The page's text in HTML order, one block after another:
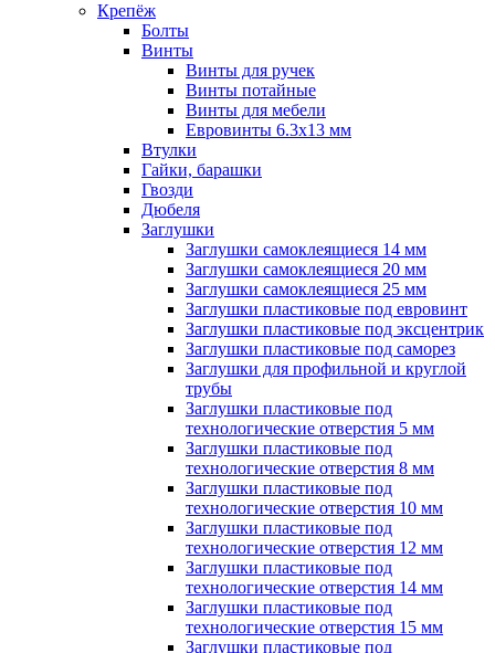
Крепёж
Болты
Винты
Винты для ручек
Винты потайные
Винты для мебели
Евровинты 6.3х13 мм
Втулки
Гайки, барашки
Гвозди
Дюбеля
Заглушки
Заглушки самоклеящиеся 14 мм
Заглушки самоклеящиеся 20 мм
Заглушки самоклеящиеся 25 мм
Заглушки пластиковые под евровинт
Заглушки пластиковые под эксцентрик
Заглушки пластиковые под саморез
Заглушки для профильной и круглой
трубы
Заглушки пластиковые под
технологические отверстия 5 мм
Заглушки пластиковые под
технологические отверстия 8 мм
Заглушки пластиковые под
технологические отверстия 10 мм
Заглушки пластиковые под
технологические отверстия 12 мм
Заглушки пластиковые под
технологические отверстия 14 мм
Заглушки пластиковые под
технологические отверстия 15 мм
Заглушки пластиковые под